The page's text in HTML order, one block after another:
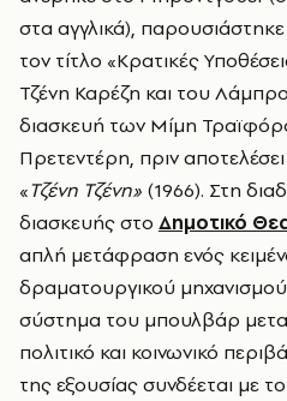
στα αγγλικά),
τον τίτλο «Κρατικές
Τζένη Καρέζη και του
διασκευή των Μίμη
Πρετεντέρη, πριν
«Τζένη Τζένη» (1966). Στη
διασκευής στο Δημοτικό
απλή μετάφραση ενός
δραματουργικού
σύστημα του μπουλβάρ
πολιτικό και κοινωνικό
της εξουσίας συνδέεται με